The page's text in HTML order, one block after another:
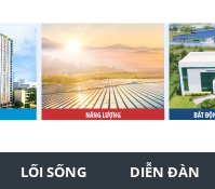
LỐI SỐNG DIỄN ĐÀN